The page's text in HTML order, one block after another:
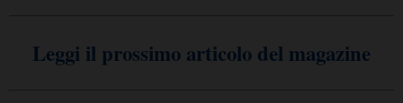
Leggi il prossimo articolo del magazine